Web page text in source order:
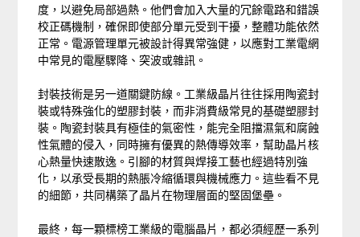
度，以避免局部過熱。他們會加入大量的冗餘電路和錯誤
校正碼機制，確保即使部分單元受到干擾，整體功能依然
正常。電源管理單元被設計得異常強健，以應對工業電網
中常見的電壓驟降、突波或雜訊。
封裝技術是另一道關鍵防線。工業級晶片往往採用陶瓷封
裝或特殊強化的塑膠封裝，而非消費級常見的基礎塑膠封
裝。陶瓷封裝具有極佳的氣密性，能完全阻擋濕氣和腐蝕
性氣體的侵入，同時擁有優異的熱傳導效率，幫助晶片核
心熱量快速散逸。引腳的材質與焊接工藝也經過特別強
化，以承受長期的熱脹冷縮循環與機械應力。這些看不見
的細節，共同構築了晶片在物理層面的堅固堡壘。
最終，每一顆標榜工業級的電腦晶片，都必須經歷一系列